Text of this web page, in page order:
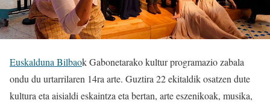
Euskalduna Bilbaok Gabonetarako kultur programazio zabala
ondu du urtarrilaren 14ra arte. Guztira 22 ekitaldik osatzen dute
kultura eta aisialdi eskaintza eta bertan, arte eszenikoak, musika,